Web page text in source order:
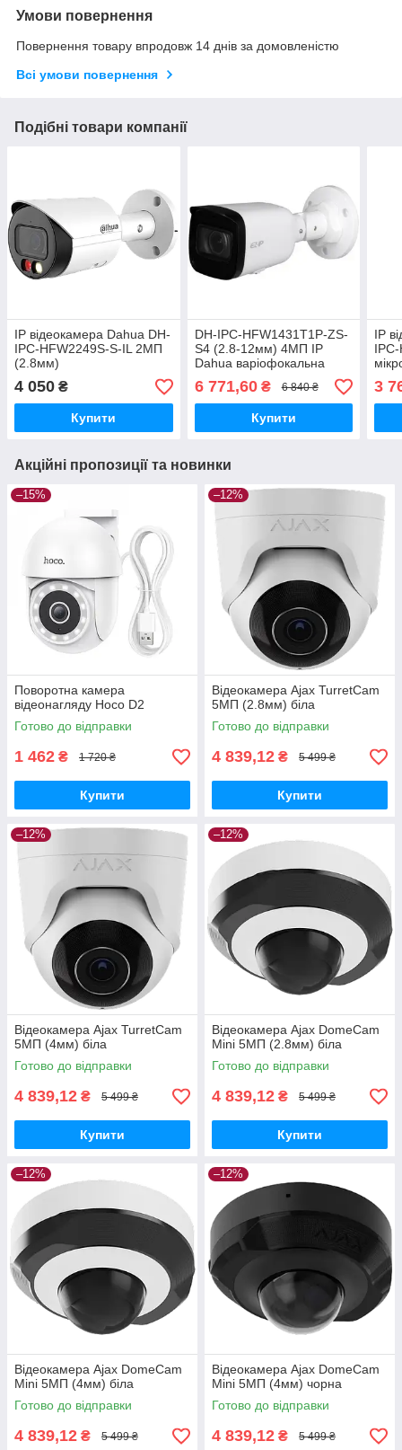
Умови повернення
Повернення товару впродовж 14 днів за домовленістю
Всі умови повернення
Подібні товари компанії
IP відеокамера Dahua DH-
IPC-HFW2249S-S-IL 2МП
(2.8мм)
4 050 ₴
Купити
DH-IPC-HFW1431T1P-ZS-
S4 (2.8-12мм) 4МП IP
Dahua варіофокальна
6 771,60₴ 6 840 ₴
Купити
IP
3
Акційні пропозиції та новинки
–15%
Поворотна камера
відеонагляду Hoco D2
Готово до відправки
1 462 ₴ 1 720 ₴
Купити
–12%
Відеокамера Ajax TurretCam
5МП (2.8мм) біла
Готово до відправки
4 839,12 ₴ 5 499 ₴
Купити
–12%
Відеокамера Ajax TurretCam
5МП (4мм) біла
Готово до відправки
4 839,12 ₴ 5 499 ₴
Купити
–12%
Відеокамера Ajax DomeCam
Mini 5МП (2.8мм) біла
Готово до відправки
4 839,12 ₴ 5 499 ₴
Купити
–12%
Відеокамера Ajax DomeCam
Mini 5МП (4мм) біла
Готово до відправки
4 839,12 ₴ 5 499 ₴
–12%
Відеокамера Ajax DomeCam
Mini 5МП (4мм) чорна
Готово до відправки
4 839,12 ₴ 5 499 ₴